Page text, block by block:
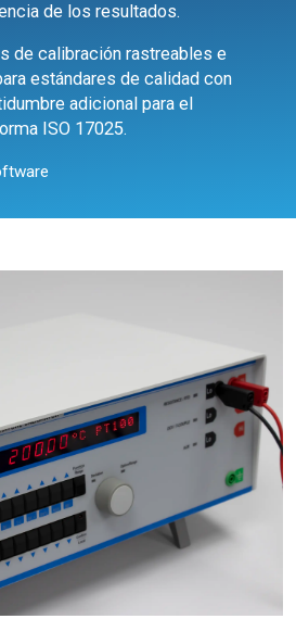
de los resultados.
de calibración rastreables e
estándares de calidad con
adicional para el
ISO 17025.